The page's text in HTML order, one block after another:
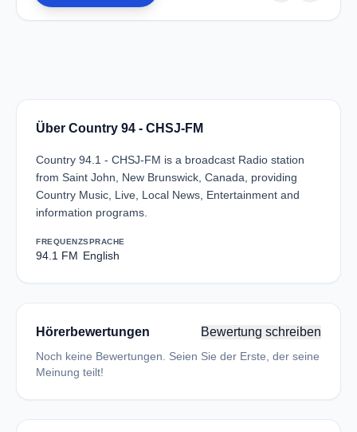
Über Country 94 - CHSJ-FM
Country 94.1 - CHSJ-FM is a broadcast Radio station
from Saint John, New Brunswick, Canada, providing
Country Music, Live, Local News, Entertainment and
information programs.
FREQUENZ
94.1 FM
SPRACHE
English
Hörerbewertungen Bewertung schreiben
Noch keine Bewertungen. Seien Sie der Erste, der seine
Meinung teilt!